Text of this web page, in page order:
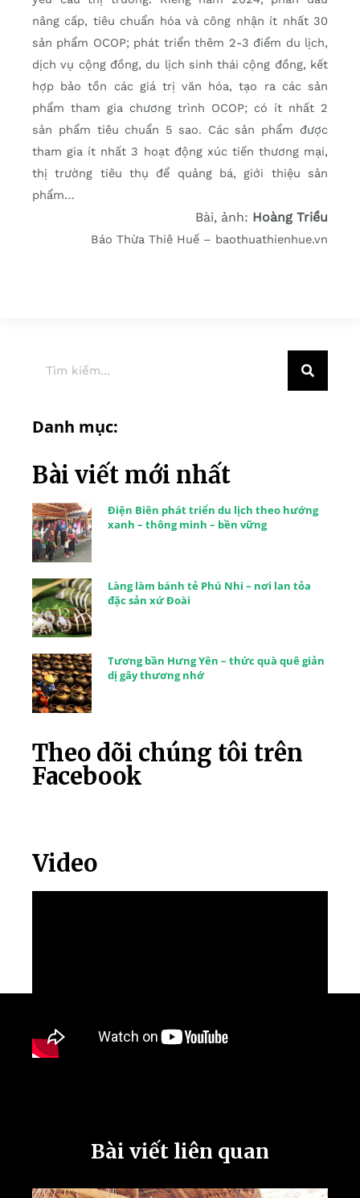
nâng cấp, tiêu chuẩn hóa và công nhận ít nhất 30
sản phẩm OCOP; phát triển thêm 2-3 điểm du lịch,
dịch vụ cộng đồng, du lịch sinh thái cộng đồng, kết
hợp bảo tồn các giá trị văn hóa, tạo ra các sản
phẩm tham gia chương trình OCOP; có ít nhất 2
sản phẩm tiêu chuẩn 5 sao. Các sản phẩm được
tham gia ít nhất 3 hoạt động xúc tiến thương mại,
thị trường tiêu thụ để quảng bá, giới thiệu sản
phẩm…
Bài, ảnh: Hoàng Triều
Báo Thừa Thiê Huế – baothuathienhue.vn
Danh mục:
Bài viết mới nhất
Điện Biên phát triển du lịch theo hướng
xanh – thông minh – bền vững
Làng làm bánh tẻ Phú Nhi – nơi lan tỏa
đặc sản xứ Đoài
Tương bần Hưng Yên – thức quà quê giản
dị gây thương nhớ
Theo dõi chúng tôi trên
Facebook
Video
Bài viết liên quan